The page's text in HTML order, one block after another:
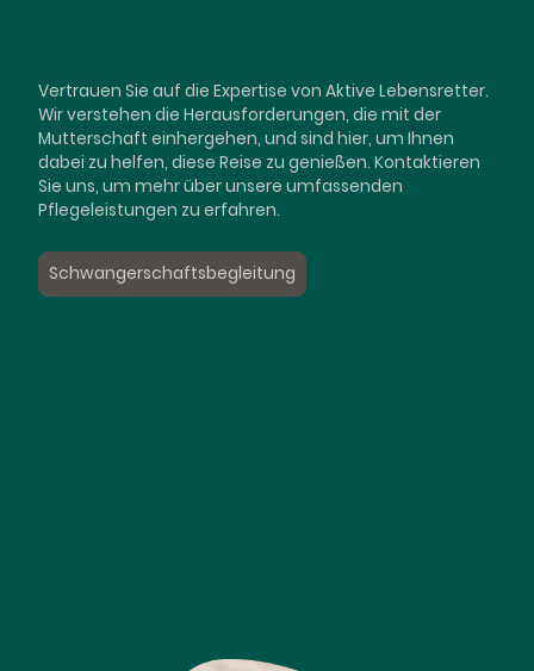
Vertrauen Sie auf die Expertise von Aktive Lebensretter.
Wir verstehen die Herausforderungen, die mit der
Mutterschaft einhergehen, und sind hier, um Ihnen
dabei zu helfen, diese Reise zu genießen. Kontaktieren
Sie uns, um mehr über unsere umfassenden
Pflegeleistungen zu erfahren.
Schwangerschaftsbegleitung